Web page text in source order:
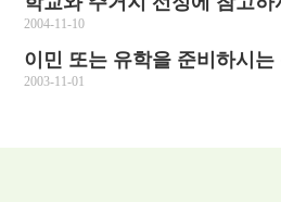
2004-11-10
이민 또는 유학을 준비하시는
2003-11-01